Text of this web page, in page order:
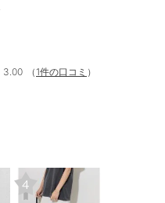
3.00
（ 1件の口コミ ）